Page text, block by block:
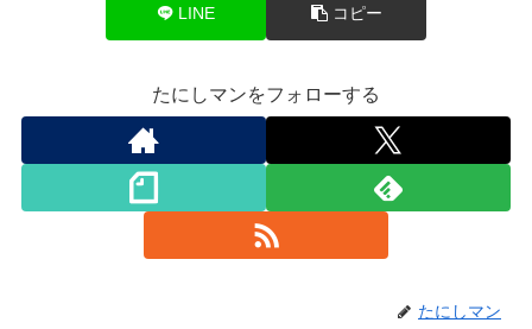
LINE コピー
たにしマンをフォローする
たにしマン